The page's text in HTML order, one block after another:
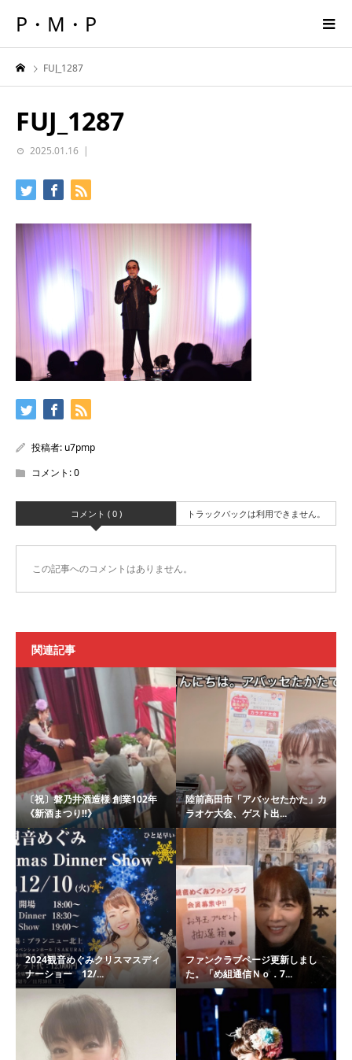
P・M・P
FUJ_1287
FUJ_1287
2025.01.16
投稿者: u7pmp
コメント:0
コメント ( 0 ) トラックバックは利用できません。
この記事へのコメントはありません。
関連記事
〔祝〕磐乃井酒造様 創業102年
《新酒まつり‼️》
陸前高田市「アバッセたかた」カ
ラオケ大会、ゲスト出...
2024観音めぐみクリスマスディ
ナーショー 12/...
ファンクラブページ更新しまし
た。「め組通信Ｎｏ．7...